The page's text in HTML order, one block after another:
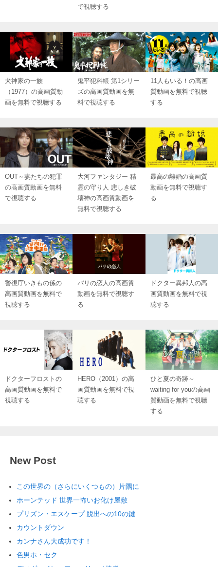
で視聴する
犬神家の一族
（1977）の高画質動
画を無料で視聴する
鬼平犯科帳 第1シリー
ズの高画質動画を無
料で視聴する
11人もいる！の高画
質動画を無料で視聴
する
OUT～妻たちの犯罪
の高画質動画を無料
で視聴する
大河ファンタジー 精
霊の守り人 悲しき破
壊神の高画質動画を
無料で視聴する
最高の離婚の高画質
動画を無料で視聴す
る
警視庁いきもの係の
高画質動画を無料で
視聴する
パリの恋人の高画質
動画を無料で視聴す
る
ドクター異邦人の高
画質動画を無料で視
聴する
ドクターフロストの
高画質動画を無料で
視聴する
HERO（2001）の高
画質動画を無料で視
聴する
ひと夏の奇跡～
waiting for youの高画
質動画を無料で視聴
する
New Post
この世界の（さらにいくつもの）片隅に
ホーンテッド 世界一怖いお化け屋敷
プリズン・エスケープ 脱出への10の鍵
カウントダウン
カンナさん大成功です！
色男ホ・セク